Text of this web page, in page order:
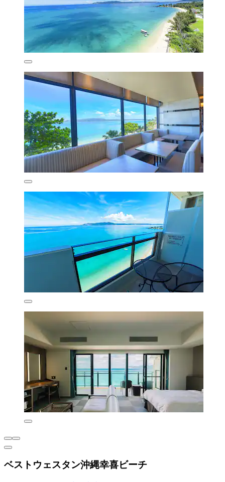
ベストウェスタン沖縄幸喜ビーチ